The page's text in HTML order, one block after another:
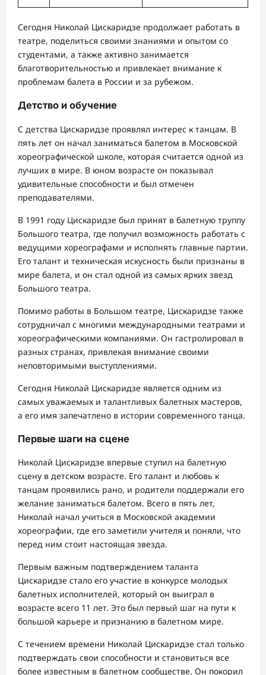
Сегодня Николай Цискаридзе продолжает работать в
театре, поделиться своими знаниями и опытом со
студентами, а также активно занимается
благотворительностью и привлекает внимание к
проблемам балета в России и за рубежом.
Детство и обучение
С детства Цискаридзе проявлял интерес к танцам. В
пять лет он начал заниматься балетом в Московской
хореографической школе, которая считается одной из
лучших в мире. В юном возрасте он показывал
удивительные способности и был отмечен
преподавателями.
В 1991 году Цискаридзе был принят в балетную труппу
Большого театра, где получил возможность работать с
ведущими хореографами и исполнять главные партии.
Его талант и техническая искусность были признаны в
мире балета, и он стал одной из самых ярких звезд
Большого театра.
Помимо работы в Большом театре, Цискаридзе также
сотрудничал с многими международными театрами и
хореографическими компаниями. Он гастролировал в
разных странах, привлекая внимание своими
неповторимыми выступлениями.
Сегодня Николай Цискаридзе является одним из
самых уважаемых и талантливых балетных мастеров,
а его имя запечатлено в истории современного танца.
Первые шаги на сцене
Николай Цискаридзе впервые ступил на балетную
сцену в детском возрасте. Его талант и любовь к
танцам проявились рано, и родители поддержали его
желание заниматься балетом. Всего в пять лет,
Николай начал учиться в Московской академии
хореографии, где его заметили учителя и поняли, что
перед ним стоит настоящая звезда.
Первым важным подтверждением таланта
Цискаридзе стало его участие в конкурсе молодых
балетных исполнителей, который он выиграл в
возрасте всего 11 лет. Это был первый шаг на пути к
большой карьере и признанию в балетном мире.
С течением времени Николай Цискаридзе стал только
подтверждать свои способности и становиться все
более известным в балетном сообществе. Он покорил